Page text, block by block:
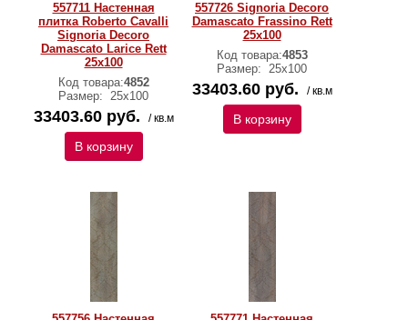
557711 Настенная
плитка Roberto Cavalli
Signoria Decoro
Damascato Larice Rett
25x100
Код товара:4852
Размер: 25x100
33403.60 руб. / кв.м
В корзину
557726 Signoria Decoro
Damascato Frassino Rett
25x100
Код товара:4853
Размер: 25x100
33403.60 руб. / кв.м
В корзину